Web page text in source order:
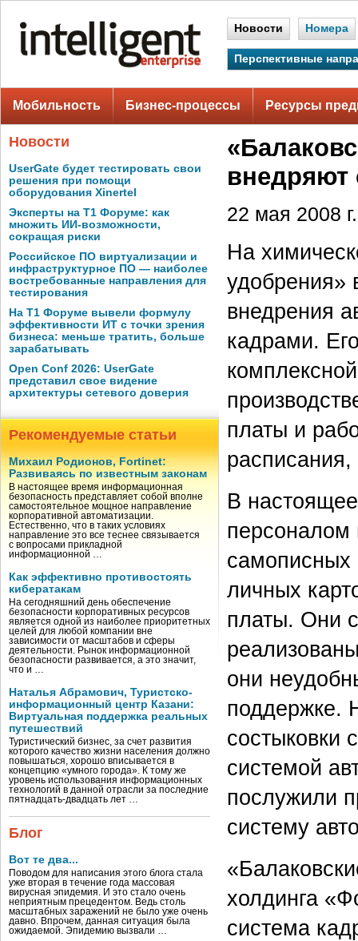
Новости Номера
Перспективные
Мобильность Бизнес-процессы Ресурсы
Новости
UserGate будет тестировать свои
решения при помощи
оборудования Xinertel
Эксперты на Т1 Форуме: как
множить ИИ-возможности,
сокращая риски
Российское ПО виртуализации и
инфраструктурное ПО — наиболее
востребованные направления для
тестирования
На Т1 Форуме вывели формулу
эффективности ИТ с точки зрения
бизнеса: меньше тратить, больше
зарабатывать
Open Conf 2026: UserGate
представил свое видение
архитектуры сетевого доверия
Рекомендуемые статьи
Михаил Родионов, Fortinet:
Развиваясь по известным законам
В настоящее время информационная
безопасность представляет собой вполне
самостоятельное мощное направление
корпоративной автоматизации.
Естественно, что в таких условиях
направление это все теснее связывается
с вопросами прикладной
информационной …
Как эффективно противостоять
кибератакам
На сегодняшний день обеспечение
безопасности корпоративных ресурсов
является одной из наиболее приоритетных
целей для любой компании вне
зависимости от масштабов и сферы
деятельности. Рынок информационной
безопасности развивается, а это значит,
что и …
Наталья Абрамович, Туристско-
информационный центр Казани:
Виртуальная поддержка реальных
путешествий
Туристический бизнес, за счет развития
которого качество жизни населения должно
повышаться, хорошо вписывается в
концепцию «умного города». К тому же
уровень использования информационных
технологий в данной отрасли за последние
пятнадцать-двадцать лет …
Блог
Вот те два...
Поводом для написания этого блога стала
уже вторая в течение года массовая
вирусная эпидемия. И это стало очень
неприятным прецедентом. Ведь столь
масштабных заражений не было уже очень
давно. Впрочем, данная ситуация была
ожидаемой. Эпидемию вызвали …
внедряют
22 мая 2008 г.
На
удобрения»
внедрения
кадрами.
платы и
расписания,
В
персоналом
самописных
личных
платы. Они
они
поддержке.
состыковки
системой
послужили
систему
холдинга
система